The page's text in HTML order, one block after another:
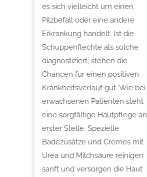
es sich vielleicht um einen
Pilzbefall oder eine andere
Erkrankung handelt. Ist die
Schuppenflechte als solche
diagnostiziert, stehen die
Chancen für einen positiven
Krankheitsverlauf gut. Wie bei
erwachsenen Patienten steht
eine sorgfältige Hautpflege an
erster Stelle. Spezielle
Badezusätze und Cremes mit
Urea und Milchsäure reinigen
sanft und versorgen die Haut